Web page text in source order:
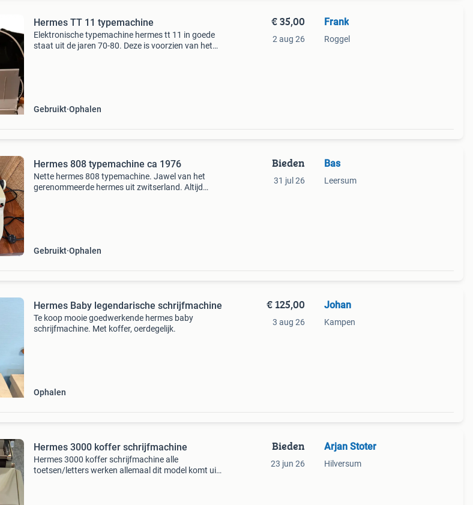
Hermes TT 11 typemachine
Elektronische typemachine hermes tt 11 in goede
staat uit de jaren 70-80. Deze is voorzien van het
Gebruikt Ophalen
€ 35,00
2 aug 26
Frank
Roggel
Hermes 808 typemachine ca 1976
Nette hermes 808 typemachine. Jawel van het
gerenommeerde hermes uit zwitserland. Altijd
Gebruikt Ophalen
Bieden
31 jul 26
Bas
Leersum
Hermes Baby legendarische schrijfmachine
Te koop mooie goedwerkende hermes baby
schrijfmachine. Met koffer, oerdegelijk.
Ophalen
€ 125,00
3 aug 26
Johan
Kampen
Hermes 3000 koffer schrijfmachine
Hermes 3000 koffer schrijfmachine alle
toetsen/letters werken allemaal dit model komt uit
Bieden
23 jun 26
Arjan Stoter
Hilversum